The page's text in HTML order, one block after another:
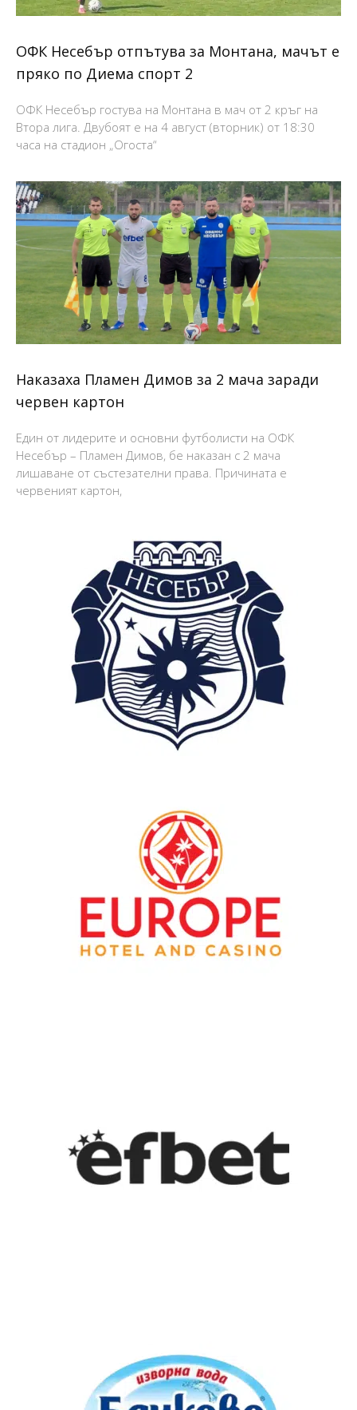
ОФК Несебър отпътува за Монтана, мачът е
пряко по Диема спорт 2
ОФК Несебър гостува на Монтана в мач от 2 кръг на
Втора лига. Двубоят е на 4 август (вторник) от 18:30
часа на стадион „Огоста“
Наказаха Пламен Димов за 2 мача заради
червен картон
Един от лидерите и основни футболисти на ОФК
Несебър – Пламен Димов, бе наказан с 2 мача
лишаване от състезателни права. Причината е
червеният картон,